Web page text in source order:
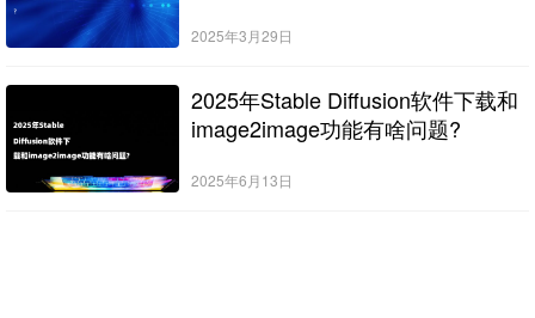
2025年3月29日
2025年Stable Diffusion软件下载和
image2image功能有啥问题?
2025年6月13日